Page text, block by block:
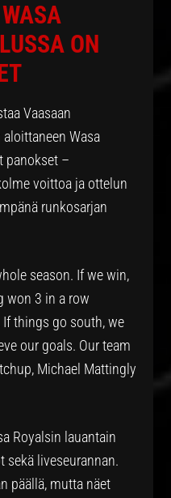
ON
Vaasaan
Wasa
panokset –
voittoa ja ottelun
runkosarjan
season. If we win,
won 3 in a row
things go south, we
our goals. Our team
Michael Mattingly
Royalsin lauantain
liveseurannan.
päällä, mutta näet